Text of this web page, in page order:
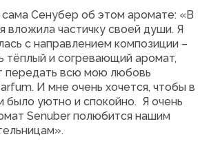
сама Сенубер об этом аромате: «В
вложила частичку своей души. Я
с направлением композиции –
тёплый и согревающий аромат,
передать всю мою любовь
И мне очень хочется, чтобы в
было уютно и спокойно. Я очень
Senuber полюбится нашим